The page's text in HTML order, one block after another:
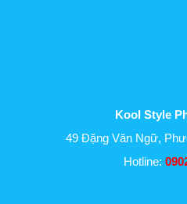
Kool Style
49 Đặng Văn Ngữ,
Hotline: